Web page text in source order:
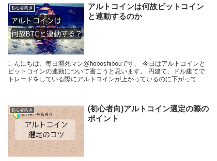
初心者向き
アルトコインは何故ビットコイン
と連動するのか
こんにちは、毎日瀕死マン@hoboshibouです。 今日はアルトコインと
ビットコインの連動について書こうと思います。 円建て、ドル建てで
トレードをしている際にアルトコインが上がっているのに下がってい
初心者向き
(初心者向)アルトコイン選定の際の
ポイント